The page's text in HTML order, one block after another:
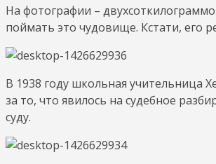
На фотографии –
поймать это чудовище. Кстати, его
В 1938 году школьная учительница
за то, что явилось на судебное
суду.